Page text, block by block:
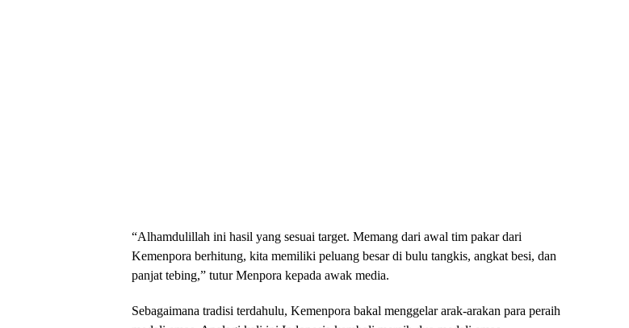
“Alhamdulillah ini hasil yang sesuai target. Memang dari awal tim pakar dari
Kemenpora berhitung, kita memiliki peluang besar di bulu tangkis, angkat besi, dan
panjat tebing,” tutur Menpora kepada awak media.
Sebagaimana tradisi terdahulu, Kemenpora bakal menggelar arak-arakan para peraih